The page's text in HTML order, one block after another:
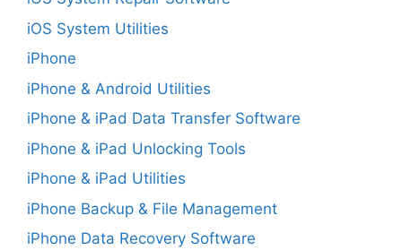
iOS System Utilities
iPhone
iPhone & Android Utilities
iPhone & iPad Data Transfer Software
iPhone & iPad Unlocking Tools
iPhone & iPad Utilities
iPhone Backup & File Management
iPhone Data Recovery Software